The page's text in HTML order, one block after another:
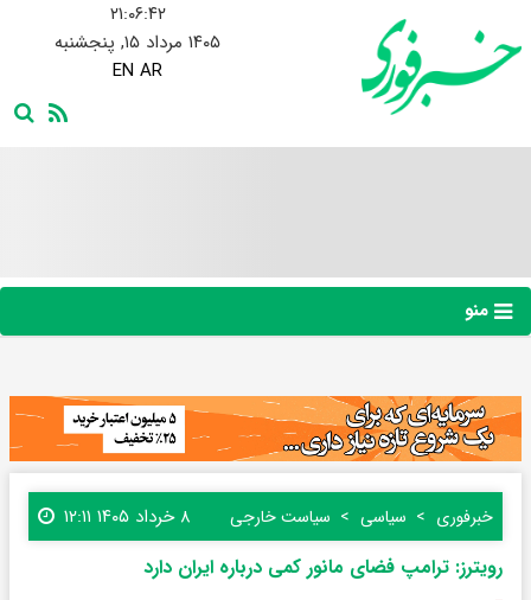
۲۱:۰۶:۴۴
۱۴۰۵ مرداد ۱۵, پنجشنبه
EN AR
منو
خبرفوری سیاسی سیاست خارجی ۸ خرداد ۱۴۰۵ ۱۲:۱۱
رویترز: ترامپ فضای مانور کمی درباره ایران دارد